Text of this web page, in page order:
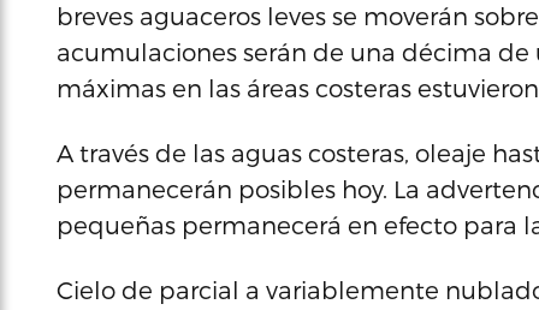
breves aguaceros leves se moverán
acumulaciones serán de una décima
máximas en las áreas costeras
A través de las aguas costeras, oleaje
permanecerán posibles hoy. La
pequeñas permanecerá en efecto para
Cielo de parcial a variablemente